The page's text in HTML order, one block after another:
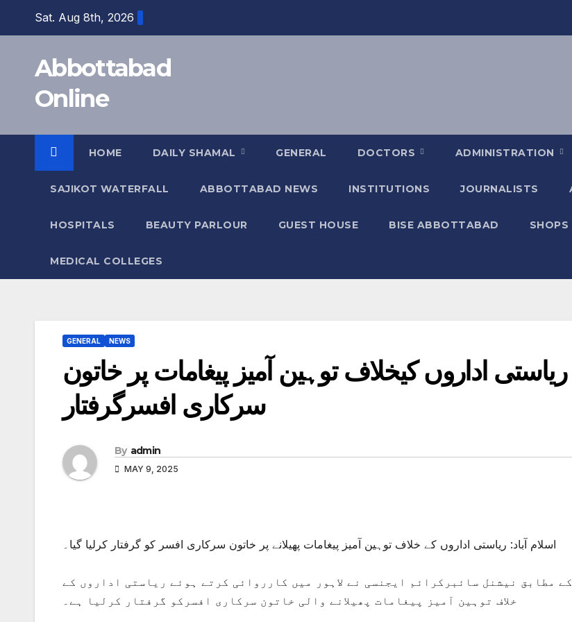
Sat. Aug 8th, 2026
Abbottabad
Online
HOME DAILY SHAMAL GENERAL DOCTORS ADMINISTRATION
SAJIKOT WATERFALL ABBOTTABAD NEWS INSTITUTIONS JOURNALISTS
HOSPITALS BEAUTY PARLOUR GUEST HOUSE BISE ABBOTTABAD SHOPS
MEDICAL COLLEGES
GENERAL NEWS
ریاستی اداروں کیخلاف توہین آمیز پیغامات پر خاتون
سرکاری افسرگرفتار
By admin
MAY 9, 2025
اسلام آباد: ریاستی اداروں کے خلاف توہین آمیز پیغامات پھیلانے پر خاتون سرکاری افسر کو گرفتار کرلیا گیا۔
مطابق نیشنل سائبرکرائم ایجنسی نے لاہور میں کارروائی کرتے ہوئے ریاستی اداروں کے
خلاف توہین آمیز پیغامات پھیلانے والی خاتون سرکاری افسرکو گرفتار کرلیا ہے۔